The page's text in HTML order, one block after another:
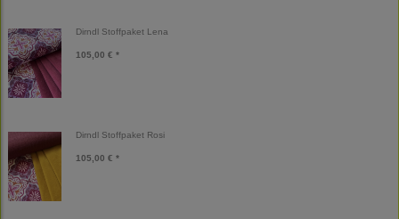
Dirndl Stoffpaket Lena
105,00 € *
Dirndl Stoffpaket Rosi
105,00 € *